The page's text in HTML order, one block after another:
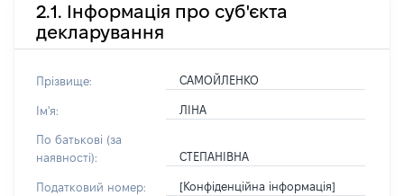
2.1. Інформація про суб'єкта
декларування
Прізвище: САМОЙЛЕНКО
Ім'я: ЛІНА
По батькові (за
наявності):
СТЕПАНІВНА
Податковий номер: [Конфіденційна інформація]